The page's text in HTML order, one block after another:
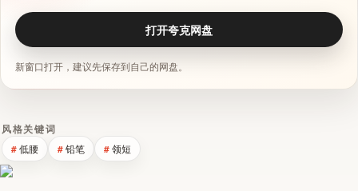
打开夸克网盘
新窗口打开，建议先保存到自己的网盘。
风格关键词
低腰 铅笔 领短